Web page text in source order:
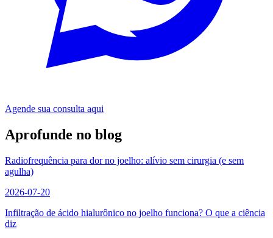
Agende sua consulta aqui
Aprofunde no blog
Radiofrequência para dor no joelho: alívio sem cirurgia (e sem
agulha)
2026-07-20
Infiltração de ácido hialurônico no joelho funciona? O que a ciência
diz